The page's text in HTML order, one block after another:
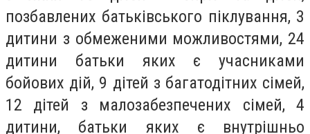
позбавлених батьківського піклування, 3
дитини з обмеженими можливостями, 24
дитини батьки яких є учасниками
бойових дій, 9 дітей з багатодітних сімей,
12 дітей з малозабезпечених сімей, 4
дитини, батьки яких є внутрішньо